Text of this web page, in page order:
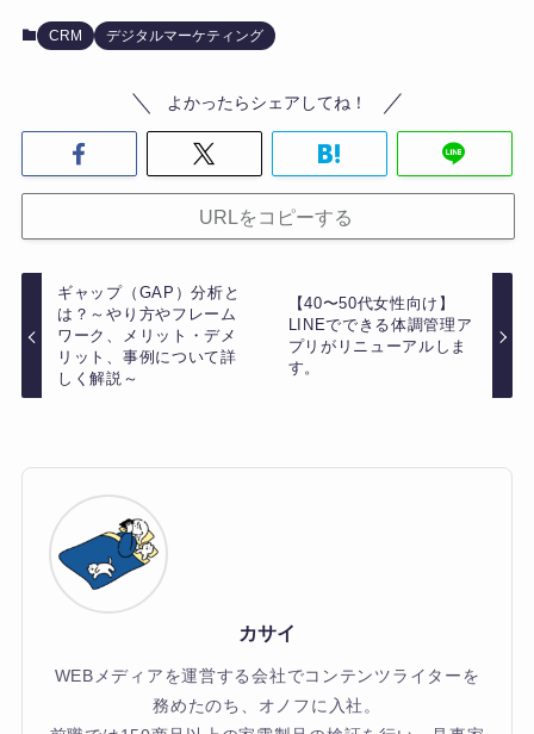
CRM デジタルマーケティング
よかったらシェアしてね！
URLをコピーする
ギャップ（GAP）分析と
は？～やり方やフレーム
ワーク、メリット・デメ
リット、事例について詳
しく解説～
【40〜50代女性向け】
LINEでできる体調管理ア
プリがリニューアルしま
す。
カサイ
WEBメディアを運営する会社でコンテンツライターを
務めたのち、オノフに入社。